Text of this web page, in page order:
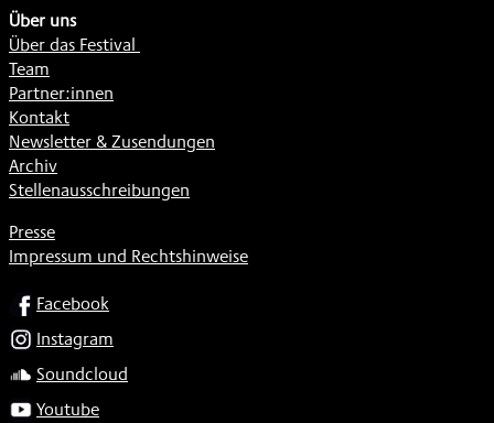
Über uns
Über das Festival
Team
Partner:innen
Kontakt
Newsletter & Zusendungen
Archiv
Stellenausschreibungen
Presse
Impressum und Rechtshinweise
SOCIALFacebook
Instagram
Soundcloud
Youtube